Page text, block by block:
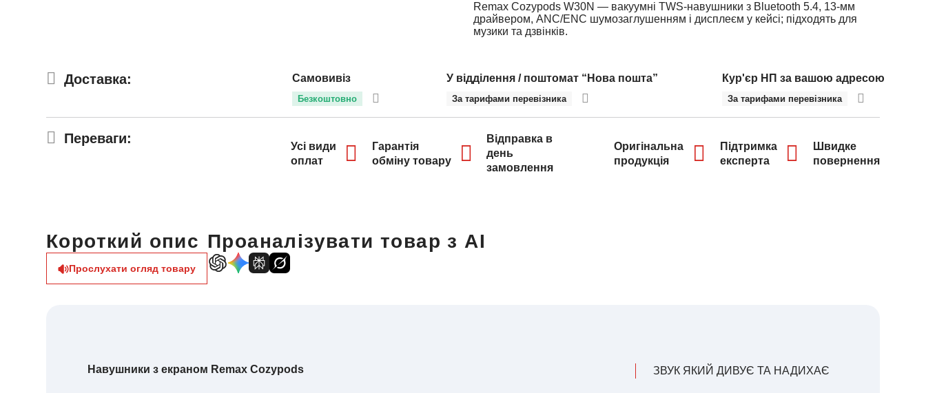
Remax Cozypods W30N — вакуумні TWS-навушники з Bluetooth 5.4, 13-мм
драйвером, ANC/ENC шумозаглушенням і дисплеєм у кейсі; підходять для
музики та дзвінків.
Доставка: Самовивіз
Безкоштовно
У відділення / поштомат “Нова пошта”
За тарифами перевізника
Кур'єр НП за вашою адресою
За тарифами перевізника
Переваги:
Усі види
оплат
Гарантія
обміну товару
Відправка в
день
замовлення
Оригінальна
продукція
Підтримка
експерта
Швидке
повернення
Короткий опис
Прослухати огляд товару
Проаналізувати товар з AI
Навушники з екраном Remax Cozypods ЗВУК ЯКИЙ ДИВУЄ ТА НАДИХАЄ